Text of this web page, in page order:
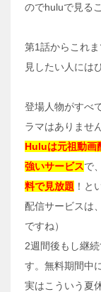
のでhuluで見る
第1話からこれ
見したい人には
登場人物がすべ
ラマはありません
Huluは元祖動画
強いサービスで
料で見放題 ！と
配信サービスは
ですね）
2週間後もし継
す。無料期間中
実はこういう夏